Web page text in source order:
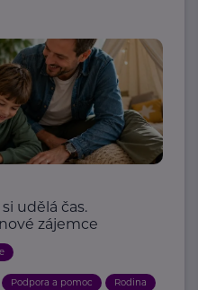
udělá čas.
zájemce
Podpora a pomoc Rodina